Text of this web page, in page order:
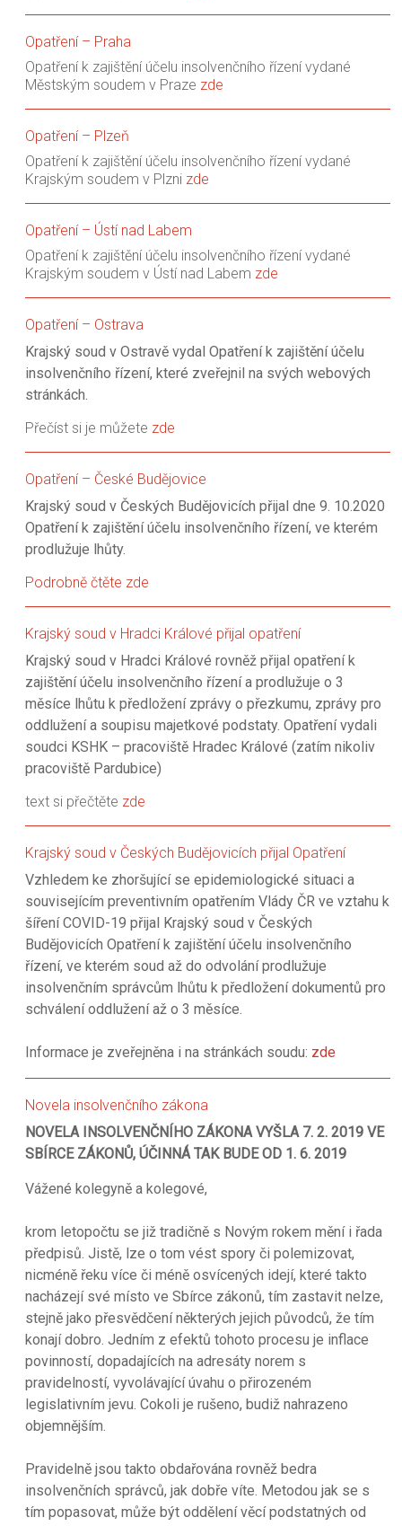
Opatření – Praha
Opatření k zajištění účelu insolvenčního řízení vydané
Městským soudem v Praze zde
Opatření – Plzeň
Opatření k zajištění účelu insolvenčního řízení vydané
Krajským soudem v Plzni zde
Opatření – Ústí nad Labem
Opatření k zajištění účelu insolvenčního řízení vydané
Krajským soudem v Ústí nad Labem zde
Opatření – Ostrava
Krajský soud v Ostravě vydal Opatření k zajištění účelu
insolvenčního řízení, které zveřejnil na svých webových
stránkách.
Přečíst si je můžete zde
Opatření – České Budějovice
Krajský soud v Českých Budějovicích přijal dne 9. 10.2020
Opatření k zajištění účelu insolvenčního řízení, ve kterém
prodlužuje lhůty.
Podrobně čtěte zde
Krajský soud v Hradci Králové přijal opatření
Krajský soud v Hradci Králové rovněž přijal opatření k
zajištění účelu insolvenčního řízení a prodlužuje o 3
měsíce lhůtu k předložení zprávy o přezkumu, zprávy pro
oddlužení a soupisu majetkové podstaty. Opatření vydali
soudci KSHK – pracoviště Hradec Králové (zatím nikoliv
pracoviště Pardubice)
text si přečtěte zde
Krajský soud v Českých Budějovicích přijal Opatření
Vzhledem ke zhoršující se epidemiologické situaci a
souvisejícím preventivním opatřením Vlády ČR ve vztahu k
šíření COVID-19 přijal Krajský soud v Českých
Budějovicích Opatření k zajištění účelu insolvenčního
řízení, ve kterém soud až do odvolání prodlužuje
insolvenčním správcům lhůtu k předložení dokumentů pro
schválení oddlužení až o 3 měsíce.
Informace je zveřejněna i na stránkách soudu: zde
Novela insolvenčního zákona
NOVELA INSOLVENČNÍHO ZÁKONA VYŠLA 7. 2. 2019 VE
SBÍRCE ZÁKONŮ, ÚČINNÁ TAK BUDE OD 1. 6. 2019
Vážené kolegyně a kolegové,
krom letopočtu se již tradičně s Novým rokem mění i řada
předpisů. Jistě, lze o tom vést spory či polemizovat,
nicméně řeku více či méně osvícených idejí, které takto
nacházejí své místo ve Sbírce zákonů, tím zastavit nelze,
stejně jako přesvědčení některých jejich původců, že tím
konají dobro. Jedním z efektů tohoto procesu je inflace
povinností, dopadajících na adresáty norem s
pravidelností, vyvolávající úvahu o přirozeném
legislativním jevu. Cokoli je rušeno, budiž nahrazeno
objemnějším.
Pravidelně jsou takto obdařována rovněž bedra
insolvenčních správců, jak dobře víte. Metodou jak se s
tím popasovat, může být oddělení věcí podstatných od